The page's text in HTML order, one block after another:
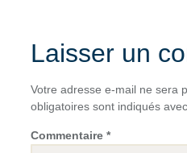
Laisser un
Votre adresse e-mail ne sera
obligatoires sont indiqués avec
Commentaire *